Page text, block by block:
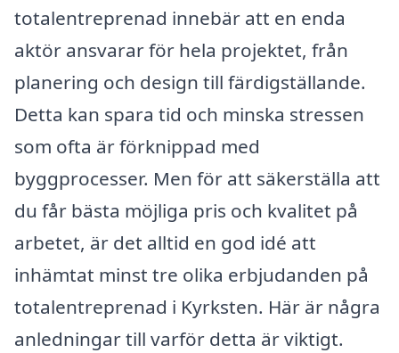
totalentreprenad innebär att en enda
aktör ansvarar för hela projektet, från
planering och design till färdigställande.
Detta kan spara tid och minska stressen
som ofta är förknippad med
byggprocesser. Men för att säkerställa att
du får bästa möjliga pris och kvalitet på
arbetet, är det alltid en god idé att
inhämtat minst tre olika erbjudanden på
totalentreprenad i Kyrksten. Här är några
anledningar till varför detta är viktigt.